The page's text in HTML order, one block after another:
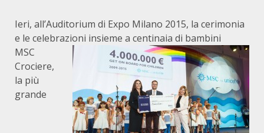
Ieri, all’Auditorium di Expo Milano 2015, la cerimonia
e le celebrazioni insieme a centinaia di bambini
MSC
Crociere,
la più
grande